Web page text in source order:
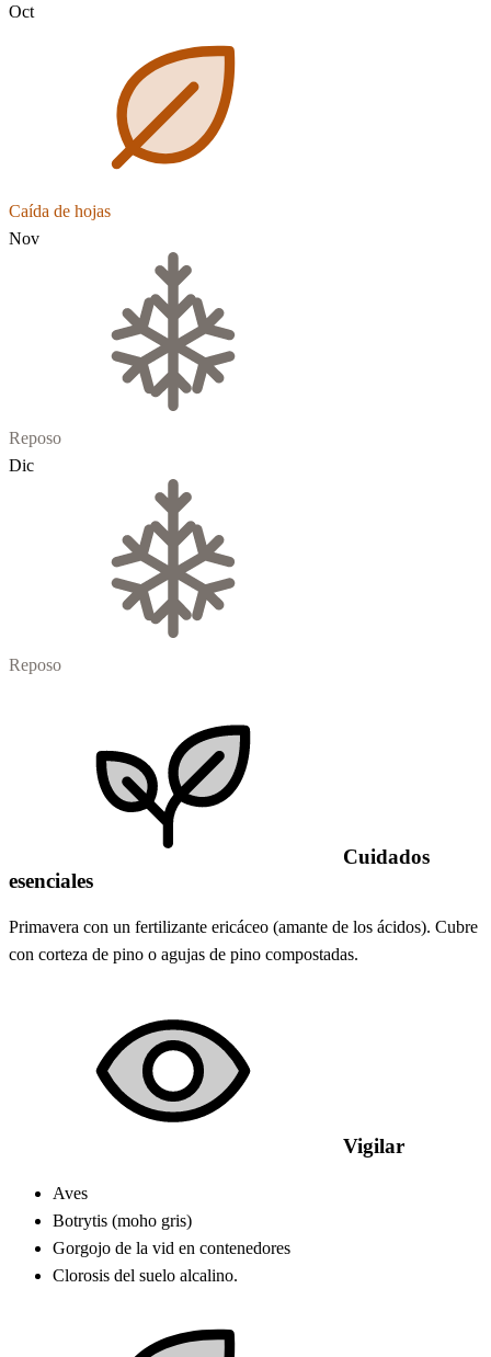
Oct
Caída de hojas
Nov
Reposo
Dic
Reposo
Cuidados
esenciales
Primavera con un fertilizante ericáceo (amante de los ácidos). Cubre
con corteza de pino o agujas de pino compostadas.
Vigilar
Aves
Botrytis (moho gris)
Gorgojo de la vid en contenedores
Clorosis del suelo alcalino.